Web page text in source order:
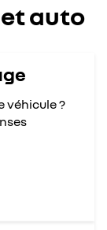
auto
?